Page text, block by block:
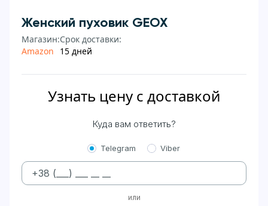
Женский пуховик GEOX
Магазин:
Amazon
Срок доставки:
15 дней
Узнать цену с доставкой
Куда вам ответить?
Telegram Viber
или